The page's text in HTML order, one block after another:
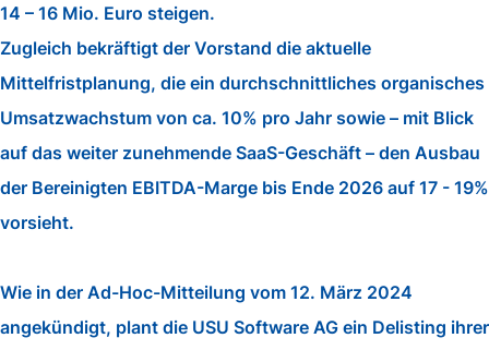
14 – 16 Mio. Euro steigen.
Zugleich bekräftigt der Vorstand die aktuelle
Mittelfristplanung, die ein durchschnittliches organisches
Umsatzwachstum von ca. 10% pro Jahr sowie – mit Blick
auf das weiter zunehmende SaaS-Geschäft – den Ausbau
der Bereinigten EBITDA-Marge bis Ende 2026 auf 17 - 19%
vorsieht.
Wie in der Ad-Hoc-Mitteilung vom 12. März 2024
angekündigt, plant die USU Software AG ein Delisting ihrer